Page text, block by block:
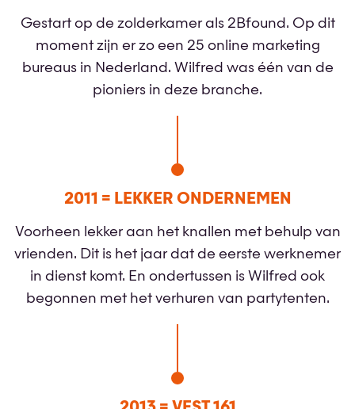
Gestart op de zolderkamer als 2Bfound. Op dit
moment zijn er zo een 25 online marketing
bureaus in Nederland. Wilfred was één van de
pioniers in deze branche.
2011 = LEKKER ONDERNEMEN
Voorheen lekker aan het knallen met behulp van
vrienden. Dit is het jaar dat de eerste werknemer
in dienst komt. En ondertussen is Wilfred ook
begonnen met het verhuren van partytenten.